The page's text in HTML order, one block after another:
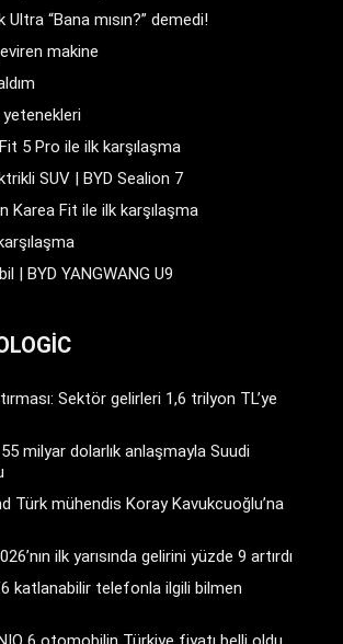
“Bana mısın?” demedi!
makine
yetenekleri
5 Pro ile ilk karşılaşma
SUV | BYD Sealion 7
Karea Fit ile ilk karşılaşma
| BYD YANGWANG U9
Sektör gelirleri 1,6 trilyon TL’ye
milyar dolarlık anlaşmayla Suudi
Türk mühendis Koray Kavukcuoğlu’na
ilk yarısında gelirini yüzde 9 artırdı
katlanabilir telefonla ilgili bilmen